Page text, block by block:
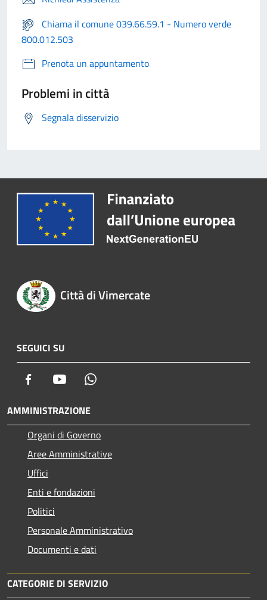
Chiama il comune 039.66.59.1 - Numero verde
800.012.503
Prenota un appuntamento
Problemi in città
Segnala disservizio
Città di Vimercate
SEGUICI SU
Facebook Youtube
AMMINISTRAZIONE
Organi di Governo
Aree Amministrative
Uffici
Enti e fondazioni
Politici
Personale Amministrativo
Documenti e dati
CATEGORIE DI SERVIZIO